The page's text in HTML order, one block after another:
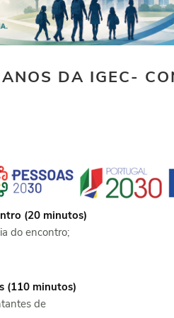
DA IGEC-
(20 minutos)
do encontro;
(110 minutos)
de